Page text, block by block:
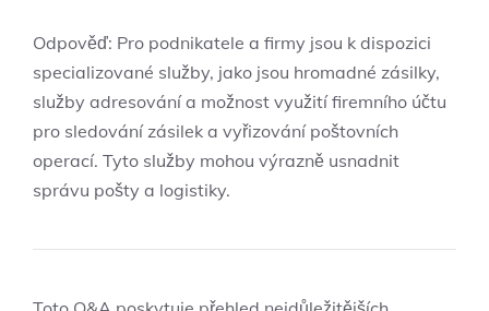
Odpověď: Pro podnikatele a firmy jsou k dispozici
specializované služby, jako jsou hromadné zásilky,
služby adresování a možnost využití firemního účtu
pro sledování zásilek a vyřizování poštovních
operací. Tyto služby mohou výrazně usnadnit
správu pošty a logistiky.